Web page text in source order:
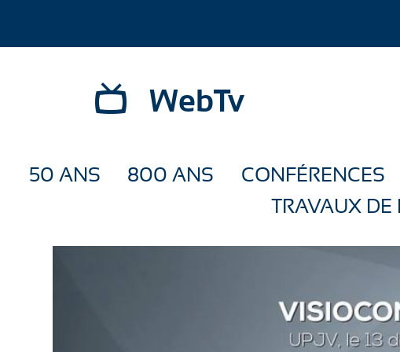
WebTv
50 ANS 800 ANS CONFÉRENCES
TRAVAUX DE